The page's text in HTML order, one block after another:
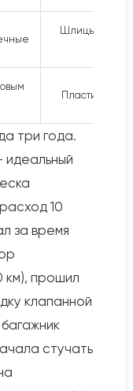
Шлицы
Пластик
три года.
10
за время
км), прошил
клапанной
стучать